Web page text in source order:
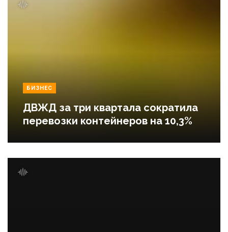
БИЗНЕС
ДВЖД за три квартала сократила
перевозки контейнеров на 10,3%